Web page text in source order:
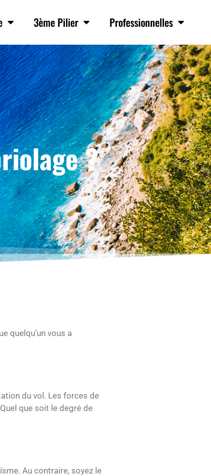
3ème Pilier Professionnelles
?
quelqu’un vous a
du vol. Les forces de
que soit le degré de
Au contraire, soyez le